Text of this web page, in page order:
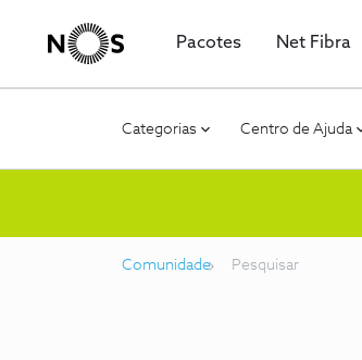
Pacotes Net Fibra
Categorias Centro de Ajuda
Comunidade Pesquisar